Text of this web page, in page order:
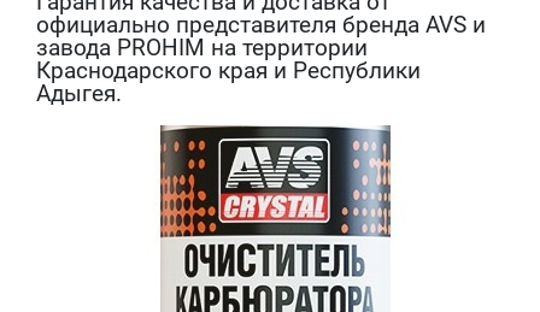
официально представителя бренда AVS и
завода PROHIM на территории
Краснодарского края и Республики
Адыгея.